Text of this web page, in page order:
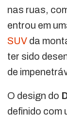
nas ruas,
entrou em
SUV da
ter sido
de
O design do
definido com